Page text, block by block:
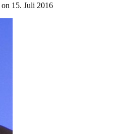
on 15. Juli 2016